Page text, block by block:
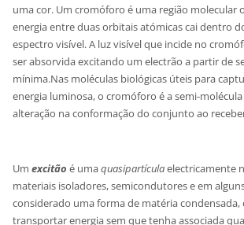
uma cor. Um cromóforo é uma região molecular
energia entre duas orbitais atómicas cai dentro
espectro visível. A luz visível que incide no
ser absorvida excitando um electrão a partir de
mínima.Nas moléculas biológicas úteis para
energia luminosa, o cromóforo é a semi-
alteração na conformação do conjunto ao
Umexcitão é umaquasipartículaelectricamente
materiais isoladores, semicondutores e em
considerado uma forma de matéria condensada,
transportar energia sem que tenha associada